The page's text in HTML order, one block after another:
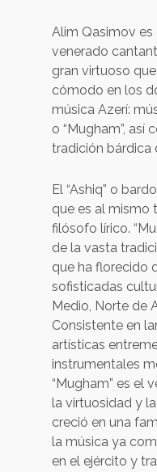
Alim Qasimov
venerado
gran virtuoso
cómodo en los
música Azerí:
o “Mugham”, así
tradición bárdica
El “Ashiq” o
que es al mismo
filósofo lírico.
de la vasta
que ha florecido
sofisticadas
Medio, Norte de
Consistente en
artísticas
instrumentales
“Mugham” es el
la virtuosidad y
creció en una
la música ya
en el ejército y